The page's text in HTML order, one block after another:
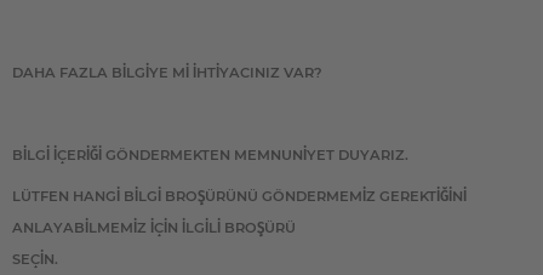
DAHA FAZLA BİLGİYE Mİ İHTİYACINIZ VAR?
BİLGİ İÇERİĞİ GÖNDERMEKTEN MEMNUNİYET DUYARIZ.
LÜTFEN HANGİ BİLGİ BROŞÜRÜNÜ GÖNDERMEMİZ GEREKTİĞİNİ
ANLAYABİLMEMİZ İÇİN İLGİLİ BROŞÜRÜ
SEÇİN.